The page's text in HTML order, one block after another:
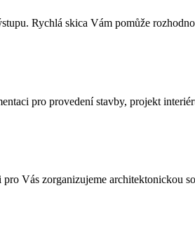
Rychlá skica Vám pomůže
pro provedení stavby, projekt
Vás zorganizujeme architektonickou